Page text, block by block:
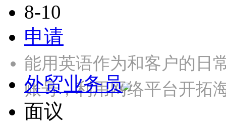
8-10
申请
能用英语作为和客户的日
账号，利用网络平台开
外贸业务员
面议